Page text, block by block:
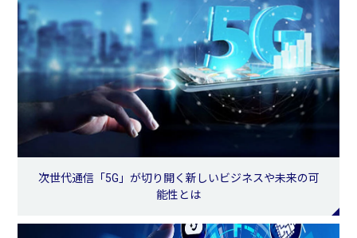
次世代通信「5G」が切り開く新しいビジネスや未来の可
能性とは